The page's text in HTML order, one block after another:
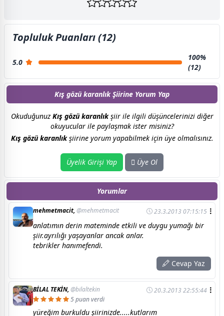
Topluluk Puanları (12)
5.0
100%
(12)
Kış gözü karanlık Şiirine Yorum Yap
Okuduğunuz Kış gözü karanlıkşiir ile ilgili düşüncelerinizi diğer
okuyucular ile paylaşmak ister misiniz?
Kış gözü karanlıkşiirine yorum yapabilmek için üye olmalısınız.
Üyelik Girişi Yap Üye Ol
Yorumlar
mehmetmacit,@mehmetmacit 23.3.2013 07:15:15
anlatımın derin mateminde etkili ve duygu yumağı bir
şiir.ayrılığı yaşayanlar ancak anlar.
tebrikler hanımefendi.
Cevap Yaz
BİLAL TEKİN,@bilaltekin
20.3.2013 22:55:44
5 puan verdi
yüreğim burkuldu şiirinizde.....kutlarım